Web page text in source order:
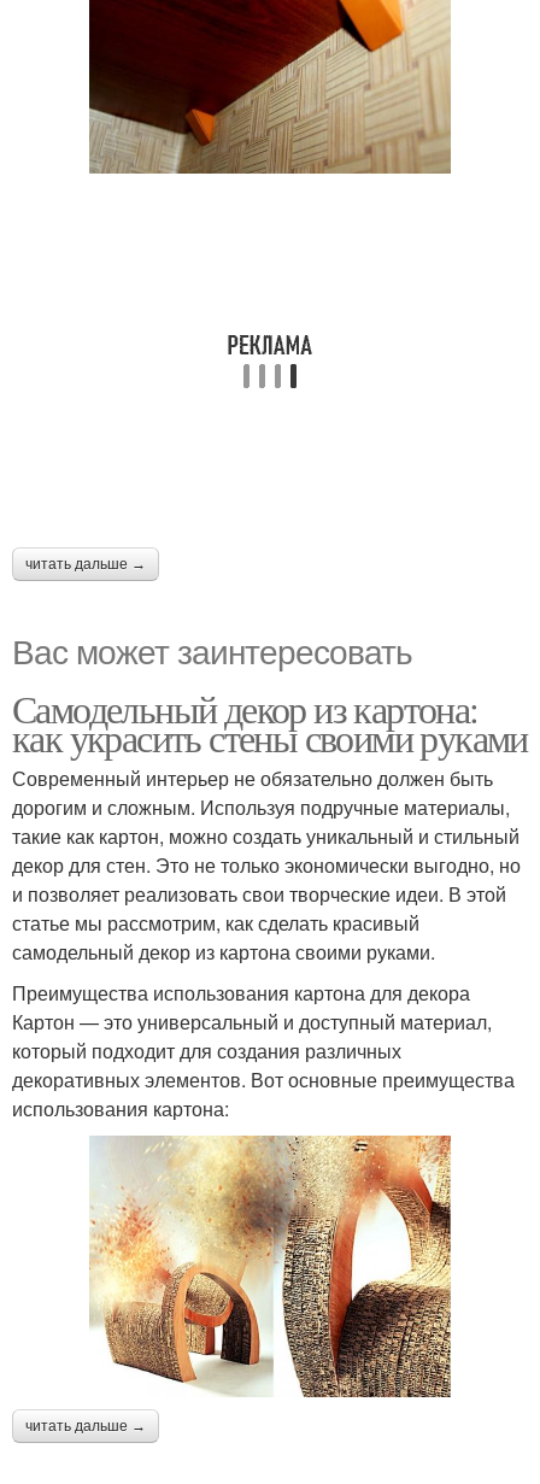
читать дальше →
Вас может заинтересовать
Самодельный декор из картона:
как украсить стены своими руками
Современный интерьер не обязательно должен быть
дорогим и сложным. Используя подручные материалы,
такие как картон, можно создать уникальный и стильный
декор для стен. Это не только экономически выгодно, но
и позволяет реализовать свои творческие идеи. В этой
статье мы рассмотрим, как сделать красивый
самодельный декор из картона своими руками.
Преимущества использования картона для декора
Картон — это универсальный и доступный материал,
который подходит для создания различных
декоративных элементов. Вот основные преимущества
использования картона:
читать дальше →